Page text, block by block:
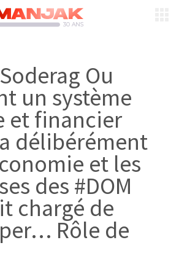
Ou
un système
et financier
délibérément
et les
des #DOM
chargé de
Rôle de